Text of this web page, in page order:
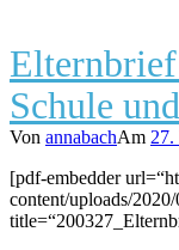
Schule
Von annabachAm 27.
[pdf-embedder
content/uploads/